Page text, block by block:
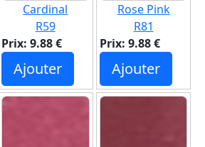
Cardinal
R59
Prix: 9.88 €
Ajouter
Rose Pink
R81
Prix: 9.88 €
Ajouter